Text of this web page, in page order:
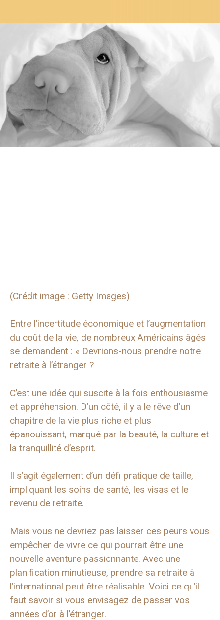
(Crédit image : Getty Images)
Entre l’incertitude économique et l’augmentation
du coût de la vie, de nombreux Américains âgés
se demandent : « Devrions-nous prendre notre
retraite à l’étranger ?
C’est une idée qui suscite à la fois enthousiasme
et appréhension. D’un côté, il y a le rêve d’un
chapitre de la vie plus riche et plus
épanouissant, marqué par la beauté, la culture et
la tranquillité d’esprit.
Il s’agit également d’un défi pratique de taille,
impliquant les soins de santé, les visas et le
revenu de retraite.
Mais vous ne devriez pas laisser ces peurs vous
empêcher de vivre ce qui pourrait être une
nouvelle aventure passionnante. Avec une
planification minutieuse, prendre sa retraite à
l’international peut être réalisable. Voici ce qu’il
faut savoir si vous envisagez de passer vos
années d’or à l’étranger.